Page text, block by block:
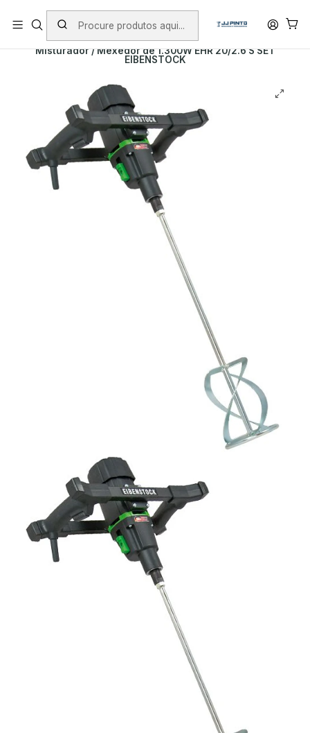
PORTES INCLUÍDOS EM ENCOMENDAS +75€ (excepto ilhas)
Início PRODUTOS
FERRAMENTAS COM FIO
Misturador / Mexedor de 1.300W EHR 20/2.6 S SET
EIBENSTOCK